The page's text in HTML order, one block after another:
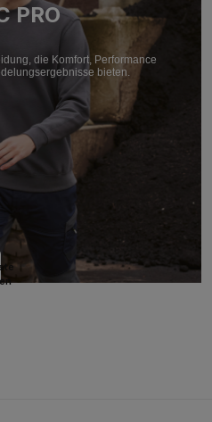
PRO
die Komfort, Performance
bieten.